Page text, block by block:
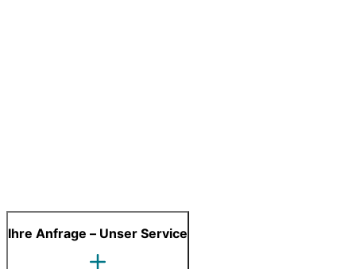
Ihre Anfrage – Unser Service